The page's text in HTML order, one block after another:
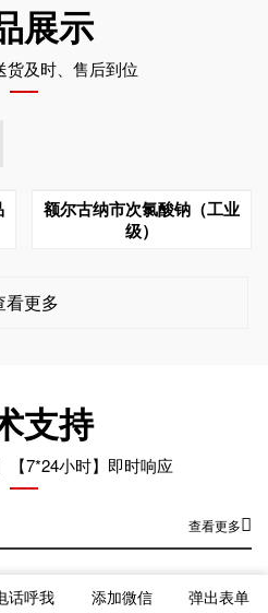
展示
货及时、售后到位
额尔古纳市次氯酸钠（工业
级）
看更多
支持
【7*24小时】即时响应
查看更多
混装的后果
话呼我 添加微信 弹出表单